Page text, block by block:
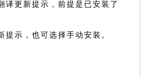
译更新提示，前提是已安装了
提示，也可选择手动安装。